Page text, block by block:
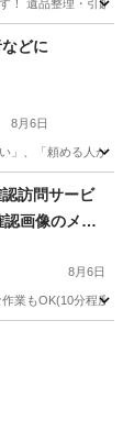
！ 遺品整理・引
どに
8月6日
」、「頼める人
訪問サービ
画像のメー
8月6日
業もOK(10分程度